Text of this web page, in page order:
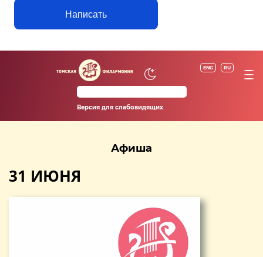
Написать
ENG RU
Версия для слабовидящих
Афиша
31 ИЮНЯ